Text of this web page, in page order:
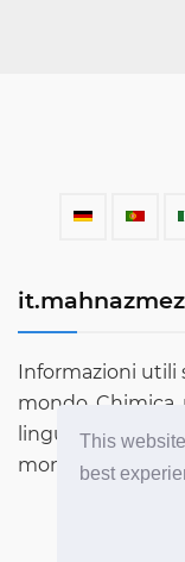
This
best
Informazioni utili
mondo. Chimica,
lingue,
mondo